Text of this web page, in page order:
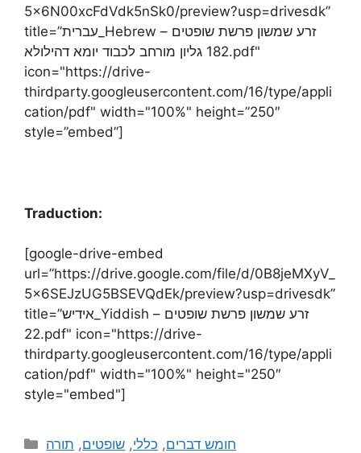
5x6N00xcFdVdk5nSk0/preview?usp=drivesdk”
title=”עברית_Hebrew – זרע שמשון פרשת שופטים
182 גליון מורחב לכבוד יומא דהילולא.pdf"
icon="https://drive-
thirdparty.googleusercontent.com/16/type/appli
cation/pdf" width="100%" height=”250″
style=”embed”]
Traduction:
[google-drive-embed
url=”https://drive.google.com/file/d/0B8jeMXyV_
5x6SEJzUG5BSEVQdEk/preview?usp=drivesdk”
title=”אידיש_Yiddish – זרע שמשון פרשת שופטים
22.pdf" icon="https://drive-
thirdparty.googleusercontent.com/16/type/appli
cation/pdf" width="100%" height="250″
style="embed"]
חומש דברים, כללי, שופטים, תורה